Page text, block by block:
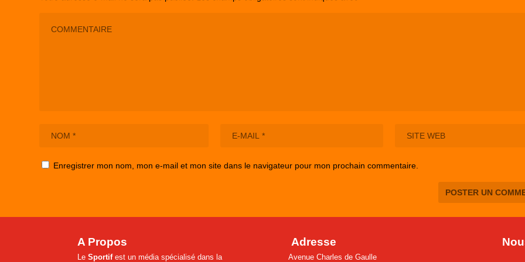
Enregistrer mon nom, mon e-mail et mon site dans le navigateur pour mon prochain commentaire.
A Propos
Le Sportifest un média spécialisé dans la
Adresse
Avenue Charles de Gaulle